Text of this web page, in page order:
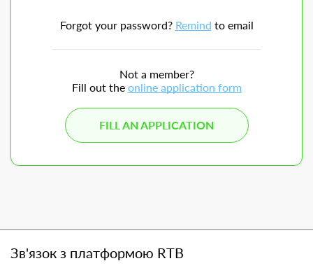
Forgot your password? Remind to email
Not a member?
Fill out the online application form
FILL AN APPLICATION
Зв'язок з платформою RTB